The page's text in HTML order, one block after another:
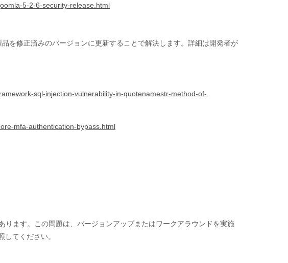
5-2-6-security-release.html
を修正済みのバージョンに更新することで解決します。詳細は開発者が
sql-injection-vulnerability-in-quotenamestr-method-of-
mfa-authentication-bypass.html
ます。この問題は、バージョンアップまたはワークアラウンドを実施
てください。